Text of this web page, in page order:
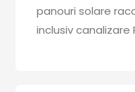
panouri solare
inclusiv canalizare